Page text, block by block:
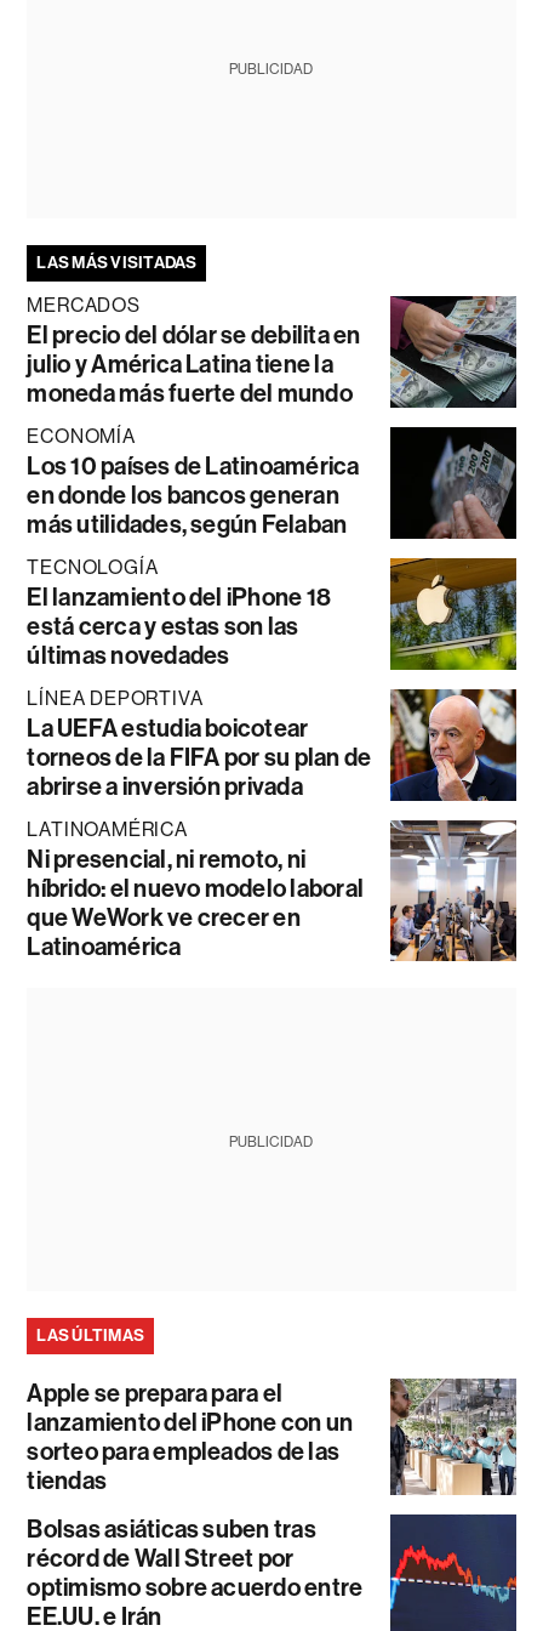
PUBLICIDAD
LAS MÁS VISITADAS
MERCADOS
El precio del dólar se debilita en
julio y América Latina tiene la
moneda más fuerte del mundo
ECONOMÍA
Los 10 países de Latinoamérica
en donde los bancos generan
más utilidades, según Felaban
TECNOLOGÍA
El lanzamiento del iPhone 18
está cerca y estas son las
últimas novedades
LÍNEA DEPORTIVA
La UEFA estudia boicotear
torneos de la FIFA por su plan de
abrirse a inversión privada
LATINOAMÉRICA
Ni presencial, ni remoto, ni
híbrido: el nuevo modelo laboral
que WeWork ve crecer en
Latinoamérica
PUBLICIDAD
LAS ÚLTIMAS
Apple se prepara para el
lanzamiento del iPhone con un
sorteo para empleados de las
tiendas
Bolsas asiáticas suben tras
récord de Wall Street por
optimismo sobre acuerdo entre
EE.UU. e Irán